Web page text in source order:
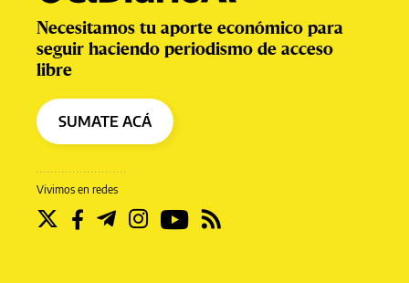
Vivimos en redes
Necesitamos tu aporte económico para
seguir haciendo periodismo de acceso
libre
SUMATE ACÁ